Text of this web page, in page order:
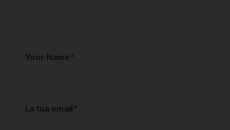
Your Name*
La tua email*